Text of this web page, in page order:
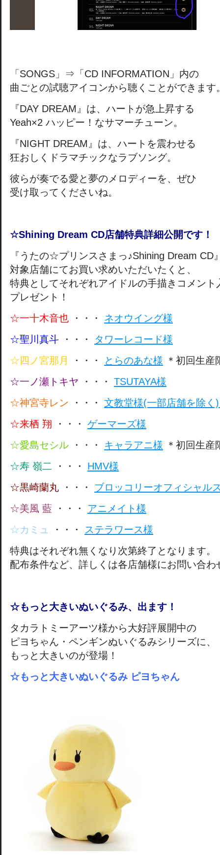
「SONGS」⇒「CD INFORMATION」内の
曲ごとの試聴アイコンから聴くことができます
『DAY DREAM』は、ハートが急上昇する
Yeah×2 ハッピー！なサマーチューン。
『NIGHT DREAM』は、ハートを震わせる
狂おしくドラマチックなラブソング。
彼らが奏でる愛と夢のメロディーを、ぜひ
受け取ってくださいね。
☆Shining Dream CD店舗特典詳細公開です！
『うたの☆プリンスさまっ♪Shining Dream CD
対象店舗にてお買い求めいただいたくと、
特典としてそれぞれアイドルの手描きコメント
プレゼント！
☆一十木音也 ・・・ ネオウイング様
☆聖川真斗 ・・・ タワーレコード様
☆四ノ宮那月
・・・ とらのあな様 ＊初回生産
☆一ノ瀬トキヤ ・・・ TSUTAYA様
☆神宮寺レン ・・・ 文教堂様(一部店舗を除く
☆来栖 翔 ・・・ ゲーマーズ様
☆愛島セシル
・・・ キャラアニ様 ＊初回生産
☆寿 嶺二
・・・ HMV様
☆黒崎蘭丸 ・・・ ブロッコリーオフィシャル
☆美風 藍 ・・・ アニメイト様
☆カミュ
・・・
ステラワース様
特典はそれぞれ無くなり次第終了となります。
配布条件など、詳しくは各店舗様にお問い合わ
☆もっと大きいぬいぐるみ、出ます！
タカラトミーアーツ様から大好評展開中の
ピヨちゃん・ペンギンぬいぐるみシリーズに、
もっと大きいのが登場！
☆もっと大きいぬいぐるみ ピヨちゃん